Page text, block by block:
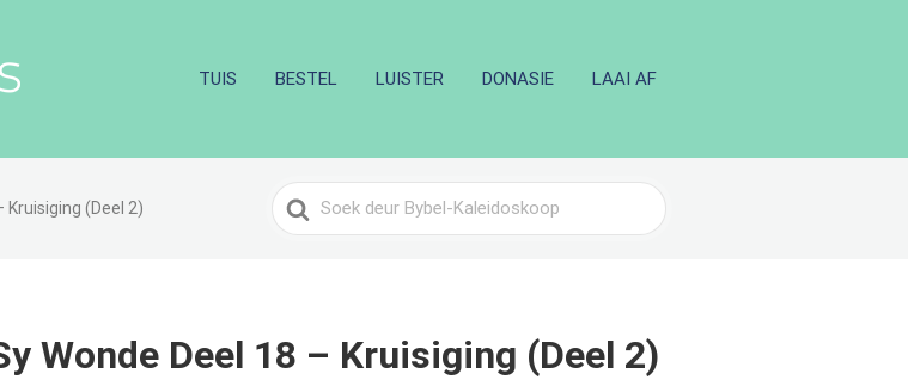
TUIS BESTEL LUISTER DONASIE LAAI AF
Kruisiging (Deel 2)
Search
For
Wonde Deel 18 – Kruisiging (Deel 2)